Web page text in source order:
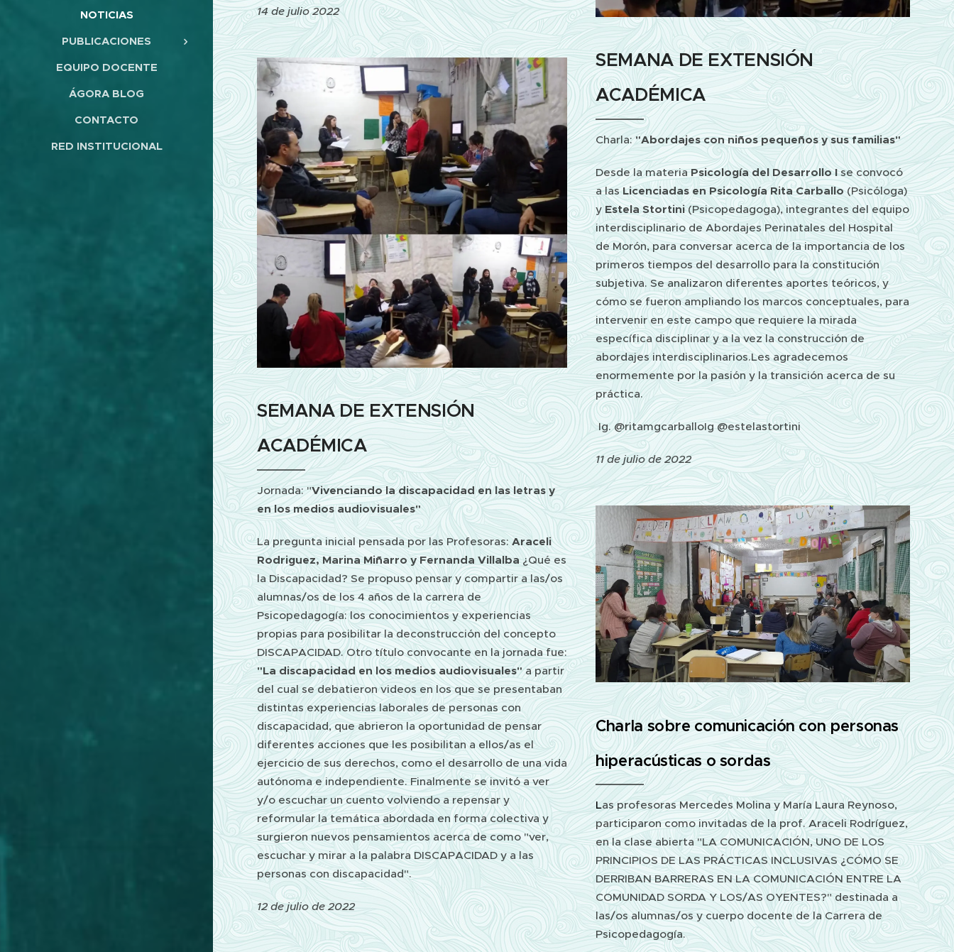
NOTICIAS
PUBLICACIONES
EQUIPO DOCENTE
ÁGORA BLOG
CONTACTO
RED INSTITUCIONAL
14 de julio 2022
SEMANA DE EXTENSIÓN
ACADÉMICA
Jornada: "Vivenciando la discapacidad en las letras y
en los medios audiovisuales"
La pregunta inicial pensada por las Profesoras:Araceli
Rodriguez, Marina Miñarro y Fernanda Villalba ¿Qué es
la Discapacidad? Se propuso pensar y compartir a las/os
alumnas/os de los 4 años de la carrera de
Psicopedagogía: los conocimientos y experiencias
propias para posibilitar la deconstrucción del concepto
DISCAPACIDAD. Otro título convocante en la jornada fue:
"La discapacidad en los medios audiovisuales"a partir
del cual se debatieron videos en los que se presentaban
distintas experiencias laborales de personas con
discapacidad, que abrieron la oportunidad de pensar
diferentes acciones que les posibilitan a ellos/as el
ejercicio de sus derechos, como el desarrollo de una vida
autónoma e independiente. Finalmente se invitó a ver
y/o escuchar un cuento volviendo a repensar y
reformular la temática abordada en forma colectiva y
surgieron nuevos pensamientos acerca de como "ver,
escuchar y mirar a la palabra DISCAPACIDAD y a las
personas con discapacidad".
12 de julio de 2022
SEMANA DE EXTENSIÓN
ACADÉMICA
Charla:"Abordajes con niños pequeños y sus familias"
Desde la materiaPsicología del Desarrollo Ise convocó
a lasLicenciadas en Psicología Rita Carballo(Psicóloga)
y Estela Stortini(Psicopedagoga), integrantes del equipo
interdisciplinario de Abordajes Perinatales del Hospital
de Morón, para conversar acerca de la importancia de los
primeros tiempos del desarrollo para la constitución
subjetiva. Se analizaron diferentes aportes teóricos, y
cómo se fueron ampliando los marcos conceptuales, para
intervenir en este campo que requiere la mirada
específica disciplinar y a la vez la construcción de
abordajes interdisciplinarios.Les agradecemos
enormemente por la pasión y la transición acerca de su
práctica.
Ig. @ritamgcarballoIg @estelastortini
11 de julio de 2022
Charla sobre comunicación con personas
hiperacústicas o sordas
Las profesoras Mercedes Molina y María Laura Reynoso,
participaron como invitadas de la prof. Araceli Rodríguez,
en la clase abierta "LA COMUNICACIÓN, UNO DE LOS
PRINCIPIOS DE LAS PRÁCTICAS INCLUSIVAS ¿CÓMO SE
DERRIBAN BARRERAS EN LA COMUNICACIÓN ENTRE LA
COMUNIDAD SORDA Y LOS/AS OYENTES?" destinada a
las/os alumnas/os y cuerpo docente de la Carrera de
Psicopedagogía.